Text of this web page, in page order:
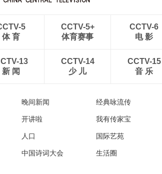
5
体 育
CCTV-5+
体育赛事
CCTV-6
电 影
13
新 闻
CCTV-14
少 儿
CCTV-15
音 乐
晚间新闻 经典咏流传
开讲啦 我有传家宝
人口 国际艺苑
中国诗词大会 生活圈